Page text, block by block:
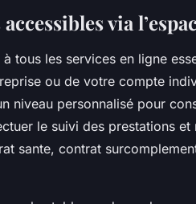
via
à tous les services en ligne
ou de votre compte
niveau personnalisé pour
le suivi des prestations et
sante, contrat